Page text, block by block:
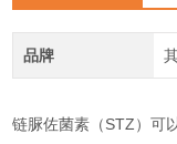
品牌
链脲佐菌素（STZ）可